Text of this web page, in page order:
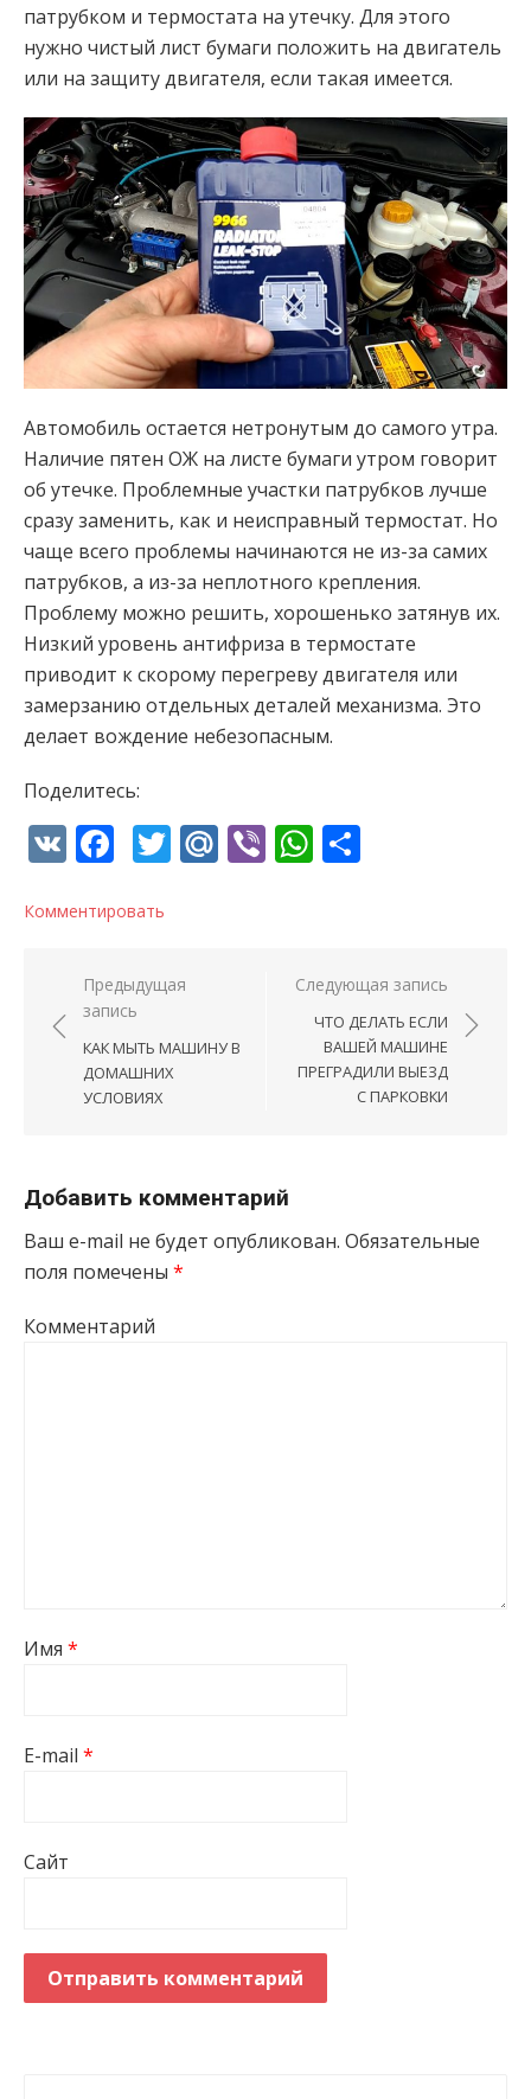
патрубком и термостата на утечку. Для этого
нужно чистый лист бумаги положить на двигатель
или на защиту двигателя, если такая имеется.
Автомобиль остается нетронутым до самого утра.
Наличие пятен ОЖ на листе бумаги утром говорит
об утечке. Проблемные участки патрубков лучше
сразу заменить, как и неисправный термостат. Но
чаще всего проблемы начинаются не из-за самих
патрубков, а из-за неплотного крепления.
Проблему можно решить, хорошенько затянув их.
Низкий уровень антифриза в термостате
приводит к скорому перегреву двигателя или
замерзанию отдельных деталей механизма. Это
делает вождение небезопасным.
Поделитесь:
VK Facebook
Twitter
Mail.Ru
ViberWhatsApp
Комментировать
Навигация по записям
Предыдущая
запись
КАК МЫТЬ МАШИНУ В
ДОМАШНИХ
УСЛОВИЯХ
Следующая запись
ЧТО ДЕЛАТЬ ЕСЛИ
ВАШЕЙ МАШИНЕ
ПРЕГРАДИЛИ ВЫЕЗД
С ПАРКОВКИ
Добавить комментарий
Ваш e-mail не будет опубликован. Обязательные
поля помечены *
Комментарий
Имя *
E-mail *
Сайт